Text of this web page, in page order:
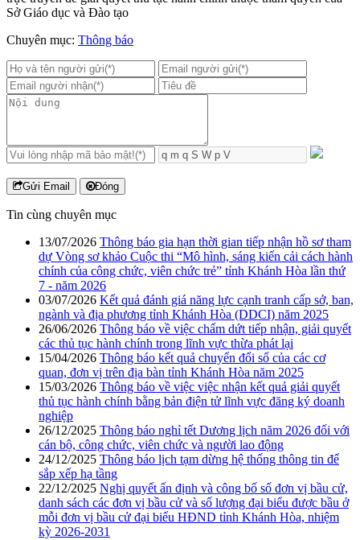
Sở Giáo dục và Đào tạo
Chuyên mục: Thông báo
Gửi Email Đóng
Tin cùng chuyên mục
13/07/2026 Thông báo gia hạn thời gian tiếp nhận hồ sơ tham
dự Vòng sơ khảo Cuộc thi “Mô hình, sáng kiến cải cách hành
chính của công chức, viên chức trẻ” tỉnh Khánh Hòa lần thứ
7 - năm 2026
03/07/2026 Kết quả đánh giá năng lực cạnh tranh cấp sở, ban,
ngành và địa phương tỉnh Khánh Hòa (DDCI) năm 2025
26/06/2026 Thông báo về việc chấm dứt tiếp nhận, giải quyết
các thủ tục hành chính trong lĩnh vực thừa phát lại
15/04/2026 Thông báo kết quả chuyển đổi số của các cơ
quan, đơn vị trên địa bàn tỉnh Khánh Hòa năm 2025
15/03/2026 Thông báo về việc việc nhận kết quả giải quyết
thủ tục hành chính bằng bản điện tử lĩnh vực đăng ký doanh
nghiệp
26/12/2025 Thông báo nghỉ tết Dương lịch năm 2026 đối với
cán bộ, công chức, viên chức và người lao động
24/12/2025 Thông báo lịch tạm dừng hệ thống thông tin để
sắp xếp hạ tầng
22/12/2025 Nghị quyết ấn định và công bố số đơn vị bầu cử,
danh sách các đơn vị bầu cử và số lượng đại biểu được bầu ở
mỗi đơn vị bầu cử đại biểu HĐND tỉnh Khánh Hòa, nhiệm
kỳ 2026-2031